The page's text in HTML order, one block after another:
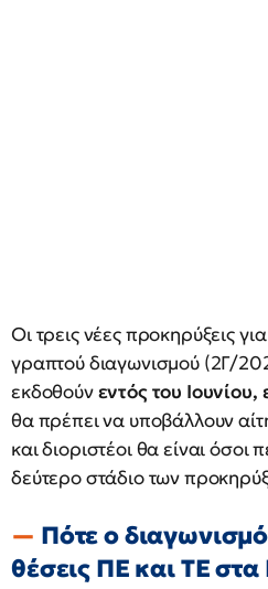
Οι τρεις νέες προκηρύξεις
γραπτού διαγωνισμού (2Γ/
εκδοθούνεντός του Ιουνίου,
θα πρέπει να υποβάλλουν
και διοριστέοι θα είναι όσοι
δεύτερο στάδιο των
Πότε ο
θέσεις ΠΕ και ΤΕ